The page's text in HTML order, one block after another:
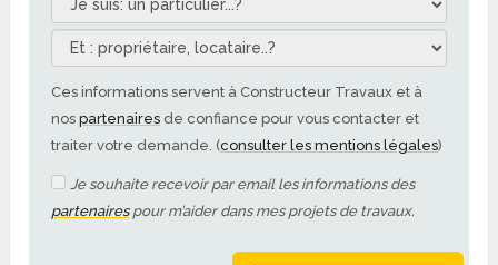
Ces informations servent à Constructeur Travaux et à
nospartenaires de confiance pour vous contacter et
traiter votre demande. (consulter les mentions légales)
Je souhaite recevoir par email les informations des
partenairespour m’aider dans mes projets de travaux.